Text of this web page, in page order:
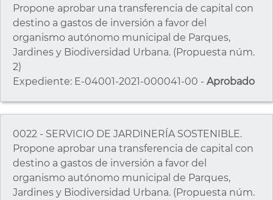
Propone aprobar una transferencia de capital con
destino a gastos de inversión a favor del
organismo autónomo municipal de Parques,
Jardines y Biodiversidad Urbana. (Propuesta núm.
2)
Expediente: E-04001-2021-000041-00 - Aprobado
0022 - SERVICIO DE JARDINERÍA SOSTENIBLE.
Propone aprobar una transferencia de capital con
destino a gastos de inversión a favor del
organismo autónomo municipal de Parques,
Jardines y Biodiversidad Urbana. (Propuesta núm.